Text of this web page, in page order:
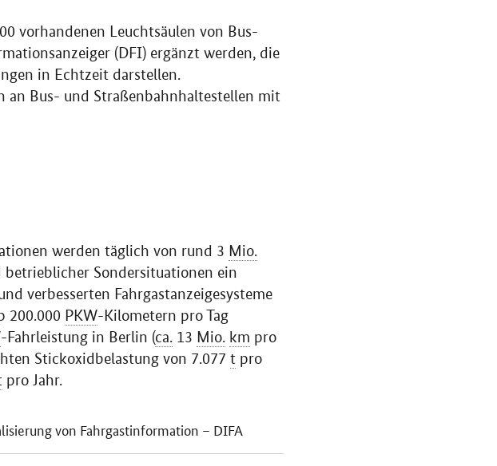
vorhandenen Leuchtsäulen von Bus-
(DFI) ergänzt werden, die
in Echtzeit darstellen.
an Bus- und Straßenbahnhaltestellen mit
werden täglich von rund 3 Mio.
betrieblicher Sondersituationen ein
verbesserten Fahrgastanzeigesysteme
200.000 PKW-Kilometern pro Tag
-Fahrleistung in Berlin (ca. 13 Mio. km pro
Stickoxidbelastung von 7.077 t pro
pro Jahr.
von Fahrgastinformation – DIFA